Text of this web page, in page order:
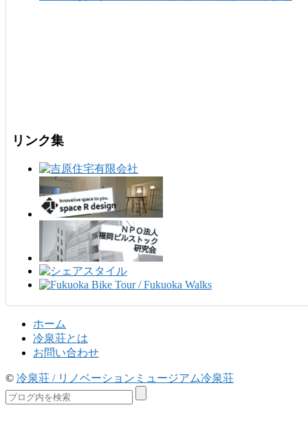
リンク集
ホーム
冷泉荘とは
お問い合わせ
© 冷泉荘 / リノベーションミュージアム冷泉荘